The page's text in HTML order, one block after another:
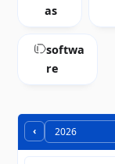
as
softwa
re
‹